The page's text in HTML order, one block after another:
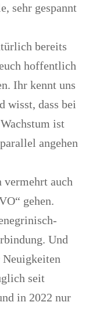
sehr gespannt
bereits
hoffentlich
Ihr kennt uns
wisst, dass bei
ist
angehen
vermehrt auch
gehen.
Und
Neuigkeiten
seit
in 2022 nur